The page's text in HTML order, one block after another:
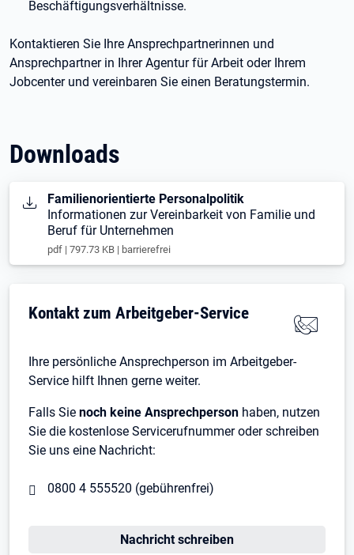
Beschäftigungsverhältnisse.
Kontaktieren Sie Ihre Ansprechpartnerinnen und
Ansprechpartner in Ihrer Agentur für Arbeit oder Ihrem
Jobcenter und vereinbaren Sie einen Beratungstermin.
Downloads
Öffnet in neuem Tab
Familienorientierte Personalpolitik
Informationen zur Vereinbarkeit von Familie und
Beruf für Unternehmen
pdf | 797.73 KB | barrierefrei
Kontakt zum Arbeitgeber-Service
Ihre persönliche Ansprechperson im Arbeitgeber-
Service hilft Ihnen gerne weiter.
Falls Sie noch keine Ansprechperson haben, nutzen
Sie die kostenlose Servicerufnummer oder schreiben
Sie uns eine Nachricht:
0800 4 555520 (gebührenfrei)
Nachricht schreiben